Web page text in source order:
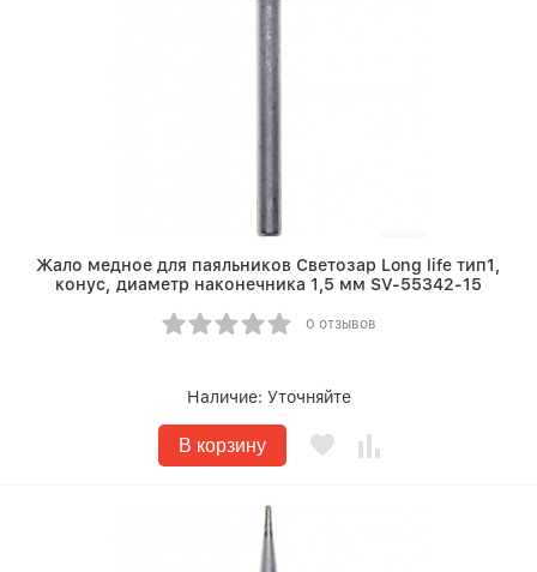
Жало медное для паяльников Светозар Long life тип1,
конус, диаметр наконечника 1,5 мм SV-55342-15
0 отзывов
Наличие: Уточняйте
В корзину